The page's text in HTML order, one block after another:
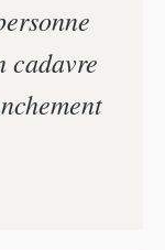
cadavre